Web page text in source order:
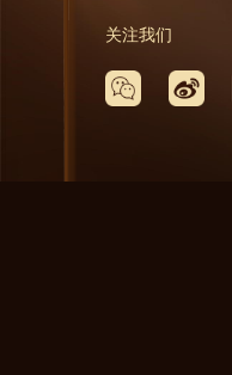
关注我们